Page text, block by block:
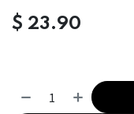
$ 23.90